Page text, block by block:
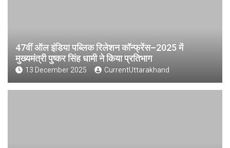
47वीं ऑल इंडिया पब्लिक रिलेशन कॉन्फ्रेंस–2025 में
मुख्यमंत्री पुष्कर सिंह धामी ने किया प्रतिभाग
13 December 2025 CurrentUttarakhand